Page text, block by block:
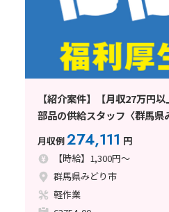
【紹介案件】【月収27万円
部品の供給スタッフ〈群馬県
月収例274,111 円
【時給】1,300円～
群馬県みどり市
軽作業